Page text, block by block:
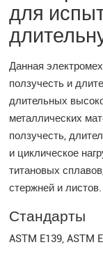
для
Данная
ползучесть и
длительных
металлических
ползучесть,
и циклическое
титановых
стержней и листов.
Стандарты
ASTM E139, ASTM